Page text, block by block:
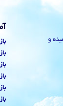
و